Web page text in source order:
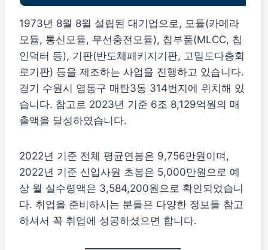
1973년 8월 8윌 설립된 대기업으로, 모듈(카메라
모듈, 통신모듈, 무선충전모듈), 칩부품(MLCC, 칩
인덕터 등), 기판(반도체패키지기판, 고밀도다층회
로기판) 등을 제조하는 사업을 진행하고 있습니다.
경기 수원시 영통구 매탄3동 314번지에 위치해 있
습니다. 참고로 2023년 기준 6조 8,129억원의 매
출액을 달성하였습니다.
2022년 기준 전체 평균연봉은 9,756만원이며,
2022년 기준 신입사원 초봉은 5,000만원으로 예
상 월 실수령액은 3,584,200원으로 확인되었습니
다. 취업을 준비하시는 분들은 다양한 정보들 참고
하셔서 꼭 취업에 성공하셨으면 합니다.